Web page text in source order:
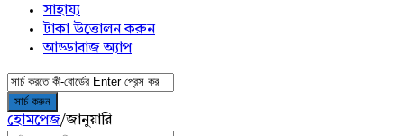
সাহায্য
টাকা উত্তোলন করুন
আড্ডাবাজ অ্যাপ
হোমপেজ/জানুয়ারি